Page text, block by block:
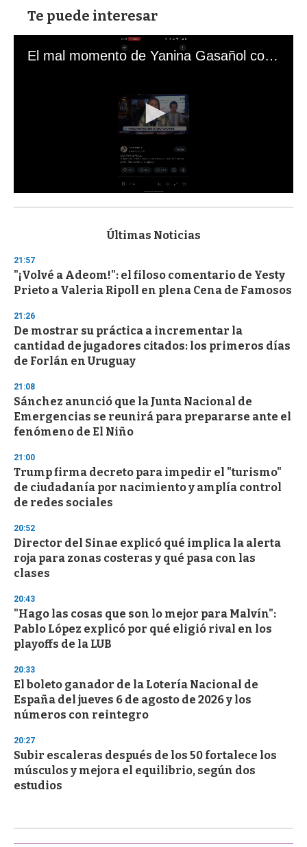
Te puede interesar
El mal momento de Yanina Gasañol con un hincha argentino en "Subrayado"
s
d
s
o
f
3
s
c
o
d
s
Últimas Noticias
21:57
"¡Volvé a Adeom!": el filoso comentario de Yesty
Prieto a Valeria Ripoll en plena Cena de Famosos
21:26
De mostrar su práctica a incrementar la
cantidad de jugadores citados: los primeros días
de Forlán en Uruguay
21:08
Sánchez anunció que la Junta Nacional de
Emergencias se reunirá para prepararse ante el
fenómeno de El Niño
21:00
Trump firma decreto para impedir el "turismo"
de ciudadanía por nacimiento y amplía control
de redes sociales
20:52
Director del Sinae explicó qué implica la alerta
roja para zonas costeras y qué pasa con las
clases
20:43
"Hago las cosas que son lo mejor para Malvín":
Pablo López explicó por qué eligió rival en los
playoffs de la LUB
20:33
El boleto ganador de la Lotería Nacional de
España del jueves 6 de agosto de 2026 y los
números con reintegro
20:27
Subir escaleras después de los 50 fortalece los
músculos y mejora el equilibrio, según dos
estudios